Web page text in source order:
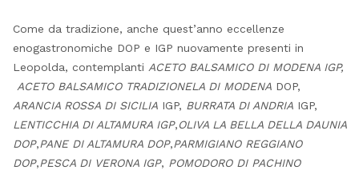
Come da tradizione, anche quest’anno eccellenze
enogastronomiche DOP e IGP nuovamente presenti in
Leopolda, contemplanti ACETO BALSAMICO DI MODENA IGP,
ACETO BALSAMICO TRADIZIONELA DI MODENADOP,
ARANCIA ROSSA DI SICILIAIGP, BURRATA DI ANDRIAIGP,
LENTICCHIA DI ALTAMURA IGP,OLIVA LA BELLA DELLA DAUNIA
DOP,PANE DI ALTAMURA DOP,PARMIGIANO REGGIANO
DOP,PESCA DI VERONA IGP, POMODORO DI PACHINO